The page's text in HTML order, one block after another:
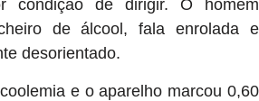
condição de dirigir. O homem
de álcool, fala enrolada e
desorientado.
e o aparelho marcou 0,60